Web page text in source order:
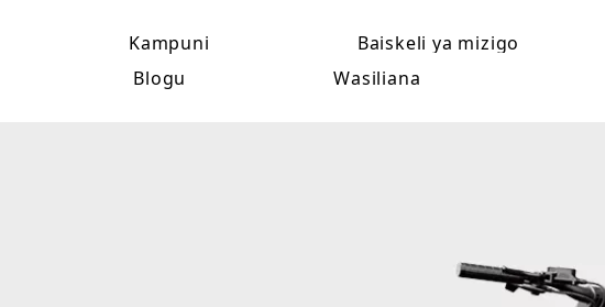
Kampuni Baiskeli ya mizigo
Blogu Wasiliana